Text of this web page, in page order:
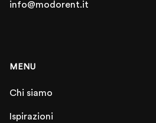
info@modorent.it
MENU
Chi siamo
Ispirazioni